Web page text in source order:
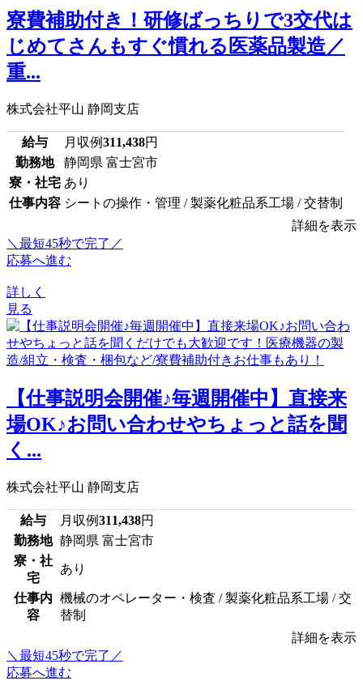
寮費補助付き！研修ばっちりで3交代は
じめてさんもすぐ慣れる医薬品製造／
重...
株式会社平山 静岡支店
給与 月収例311,438円
勤務地
静岡県 富士宮市
寮・社宅 あり
仕事内容 シートの操作・管理 / 製薬化粧品系工場 / 交替制
詳細を表示
＼最短45秒で完了／
応募へ進む
詳しく
見る
【仕事説明会開催♪毎週開催中】直接来
場OK♪お問い合わせやちょっと話を聞
く...
株式会社平山 静岡支店
給与 月収例311,438円
勤務地 静岡県 富士宮市
寮・社
宅
あり
仕事内
容
機械のオペレーター・検査 / 製薬化粧品系工場 / 交
替制
詳細を表示
＼最短45秒で完了／
応募へ進む